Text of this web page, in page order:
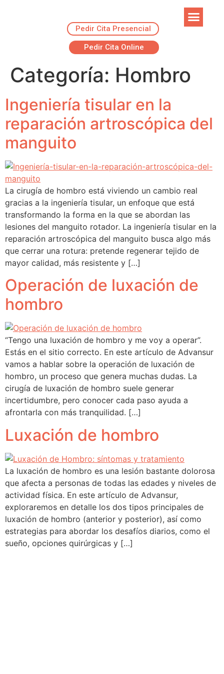
Pedir Cita Presencial
Pedir Cita Online
Categoría: Hombro
Ingeniería tisular en la
reparación artroscópica del
manguito
La cirugía de hombro está viviendo un cambio real
gracias a la ingeniería tisular, un enfoque que está
transformando la forma en la que se abordan las
lesiones del manguito rotador. La ingeniería tisular en la
reparación artroscópica del manguito busca algo más
que cerrar una rotura: pretende regenerar tejido de
mayor calidad, más resistente y […]
Operación de luxación de
hombro
“Tengo una luxación de hombro y me voy a operar”.
Estás en el sitio correcto. En este artículo de Advansur
vamos a hablar sobre la operación de luxación de
hombro, un proceso que genera muchas dudas. La
cirugía de luxación de hombro suele generar
incertidumbre, pero conocer cada paso ayuda a
afrontarla con más tranquilidad. […]
Luxación de hombro
La luxación de hombro es una lesión bastante dolorosa
que afecta a personas de todas las edades y niveles de
actividad física. En este artículo de Advansur,
exploraremos en detalle los dos tipos principales de
luxación de hombro (anterior y posterior), así como
estrategias para abordar los desafíos diarios, como el
sueño, opciones quirúrgicas y […]